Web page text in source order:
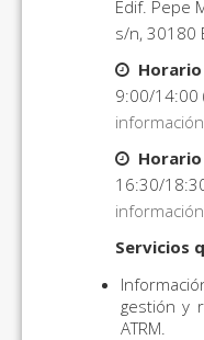
Edif. Pepe
s/n, 30180
Horario
9:00/14:00
información
16:30/
información
Servicios
gestión y
ATRM.